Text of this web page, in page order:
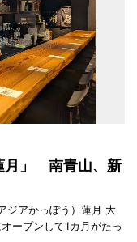
月」 南青山、新
ジアかっぽう）蓮月 大
ープンして1カ月がたっ